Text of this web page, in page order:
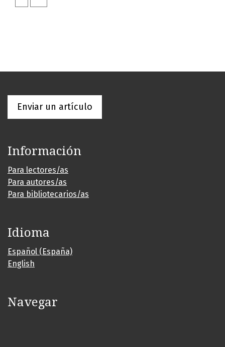
Enviar un artículo
Información
Para lectores/as
Para autores/as
Para bibliotecarios/as
Idioma
Español (España)
English
Navegar